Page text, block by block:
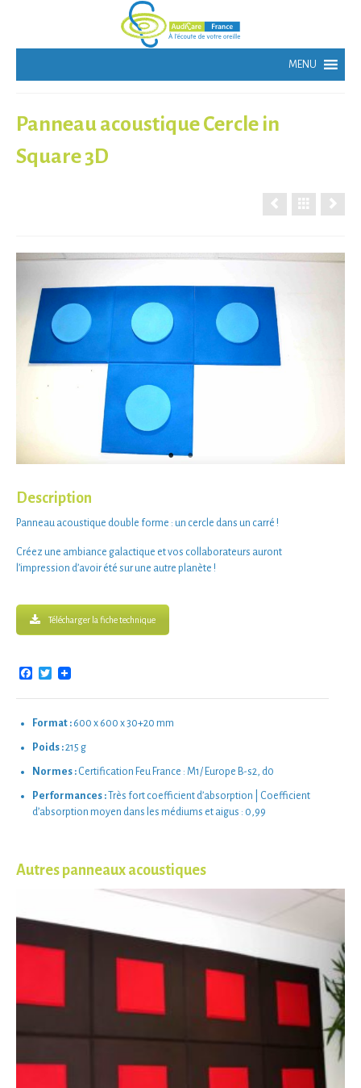
Panneau acoustique Cercle in
Square 3D
Description
Panneau acoustique double forme : un cercle dans un carré !
Créez une ambiance galactique et vos collaborateurs auront
l’impression d’avoir été sur une autre planète !
Télécharger la fiche technique
Facebook
Twitter
Format : 600 x 600 x 30+20 mm
Poids :215 g
Normes : Certification Feu France : M1/ Europe B-s2, d0
Performances :Très fort coefficient d’absorption | Coefficient
d’absorption moyen dans les médiums et aigus : 0,99
Autres panneaux acoustiques